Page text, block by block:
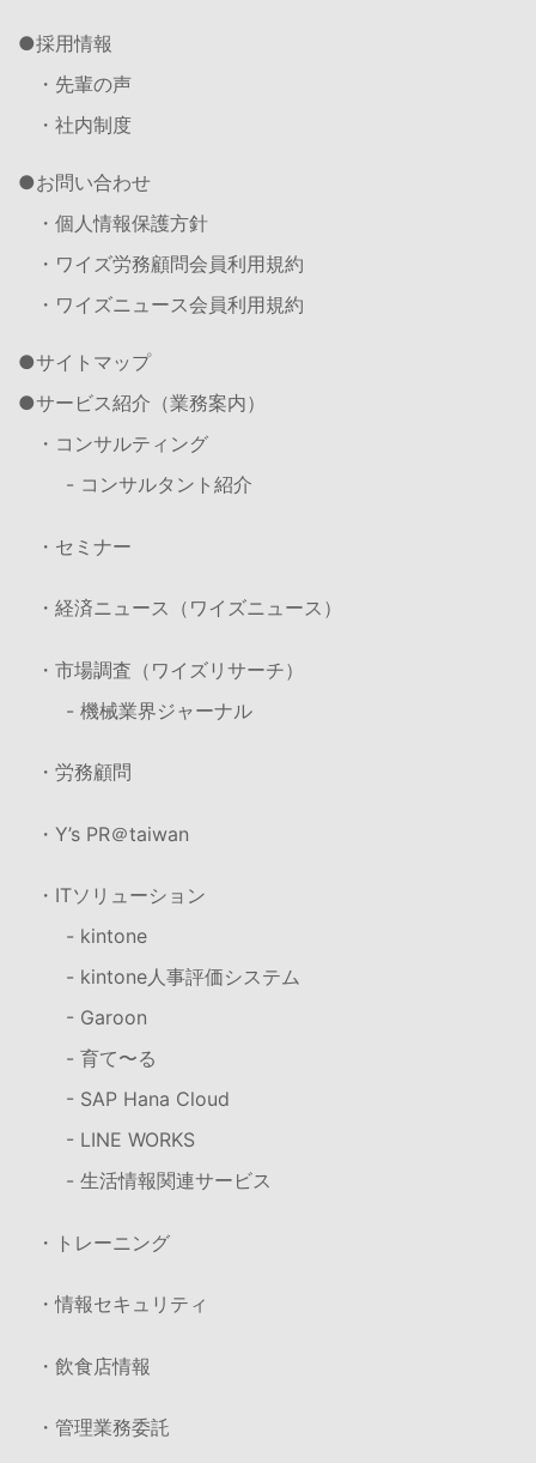
採用情報
・先輩の声
・社内制度
お問い合わせ
・個人情報保護方針
・ワイズ労務顧問会員利用規約
・ワイズニュース会員利用規約
サイトマップ
サービス紹介（業務案内）
・コンサルティング
- コンサルタント紹介
・セミナー
・経済ニュース（ワイズニュース）
・市場調査（ワイズリサーチ）
- 機械業界ジャーナル
・労務顧問
・Y’s PR＠taiwan
・ITソリューション
- kintone
- kintone人事評価システム
- Garoon
- 育て〜る
- SAP Hana Cloud
- LINE WORKS
- 生活情報関連サービス
・トレーニング
・情報セキュリティ
・飲食店情報
・管理業務委託